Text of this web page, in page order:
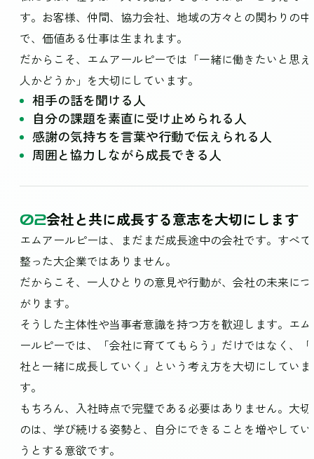
す。お客様、仲間、協力会社、地域の方々との関わりの中
で、価値ある仕事は生まれます。
だからこそ、エムアールピーでは「一緒に働きたいと思
人かどうか」を大切にしています。
相手の話を聞ける人
自分の課題を素直に受け止められる人
感謝の気持ちを言葉や行動で伝えられる人
周囲と協力しながら成長できる人
02会社と共に成長する意志を大切にします
エムアールピーは、まだまだ成長途中の会社です。すべ
整った大企業ではありません。
だからこそ、一人ひとりの意見や行動が、会社の未来に
がります。
そうした主体性や当事者意識を持つ方を歓迎します。エ
ールピーでは、「会社に育ててもらう」だけではなく、
社と一緒に成長していく」という考え方を大切にしていま
す。
もちろん、入社時点で完璧である必要はありません。大
のは、学び続ける姿勢と、自分にできることを増やして
うとする意欲です。